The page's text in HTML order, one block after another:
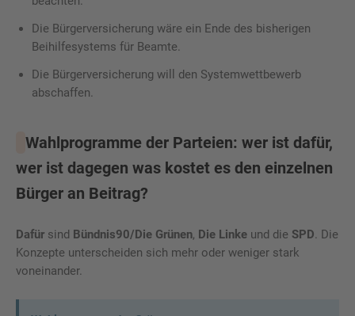
Die Bürgerversicherung wäre ein Ende des bisherigen
Beihilfesystems für Beamte.
Die Bürgerversicherung will den Systemwettbewerb
abschaffen.
Wahlprogramme der Parteien: wer ist dafür,
wer ist dagegen was kostet es den einzelnen
Bürger an Beitrag?
Dafür sind Bündnis90/Die Grünen, Die Linke und die SPD. Die
Konzepte unterscheiden sich mehr oder weniger stark
voneinander.